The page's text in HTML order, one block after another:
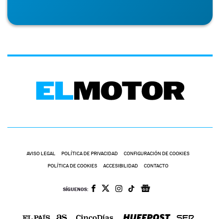
AVISO LEGAL POLÍTICA DE PRIVACIDAD CONFIGURACIÓN DE COOKIES
POLÍTICA DE COOKIES ACCESIBILIDAD CONTACTO
SÍGUENOS: